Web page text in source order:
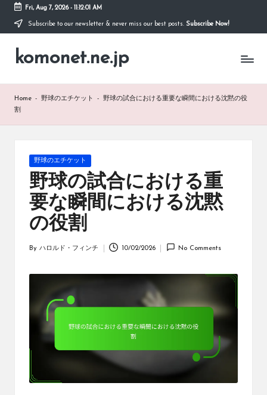
Skip
content
Fri, Aug 7, 2026- 11:12:02 AM
Subscribe to our newsletter & never miss our best posts. Subscribe Now!
komonet.ne.jp
Home - 野球のエチケット -
野球の試合における重要な瞬間における沈黙の役
割
Posted
in
野球のエチケット
野球の試合における重
要な瞬間における沈黙
の役割
By ハロルド・フィンチ 10/02/2026 No Comments